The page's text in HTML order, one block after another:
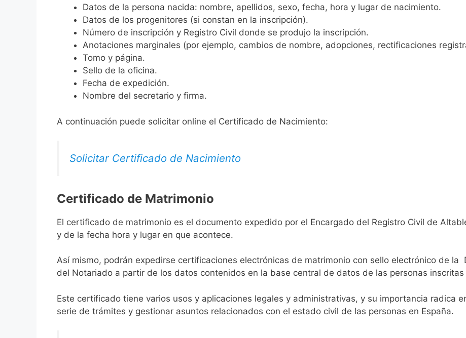
Datos de la persona nacida: nombre, apellidos, sexo, fecha, hora y lugar de nacimiento.
Datos de los progenitores (si constan en la inscripción).
Número de inscripción y Registro Civil donde se produjo la inscripción.
Anotaciones marginales (por ejemplo, cambios de nombre, adopciones, rectificaciones
Tomo y página.
Sello de la oficina.
Fecha de expedición.
Nombre del secretario y firma.
A continuación puede solicitar online el Certificado de Nacimiento:
Solicitar Certificado de Nacimiento
Certificado de Matrimonio
El certificado de matrimonio es el documento expedido por el Encargado del Registro Civil de
y de la fecha hora y lugar en que acontece.
Así mismo, podrán expedirse certificaciones electrónicas de matrimonio con sello electrónico de la
del Notariado a partir de los datos contenidos en la base central de datos de las personas inscritas
Este certificado tiene varios usos y aplicaciones legales y administrativas, y su importancia radica
serie de trámites y gestionar asuntos relacionados con el estado civil de las personas en España.